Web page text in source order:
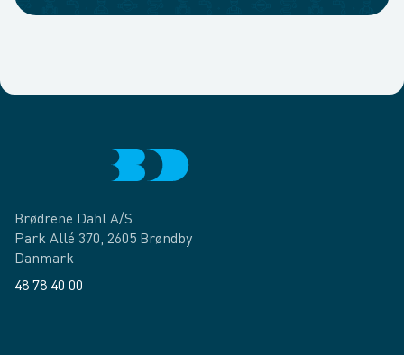
Brødrene Dahl A/S
Park Allé 370, 2605 Brøndby
Danmark
48 78 40 00